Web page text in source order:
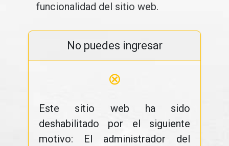
funcionalidad del sitio web.
No puedes ingresar
⊗
Este sitio web ha sido
deshabilitado por el siguiente
motivo: El administrador del